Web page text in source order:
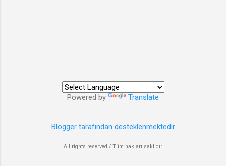
Powered by Translate
Blogger tarafından desteklenmektedir
All rights reserved / Tüm hakları saklıdır